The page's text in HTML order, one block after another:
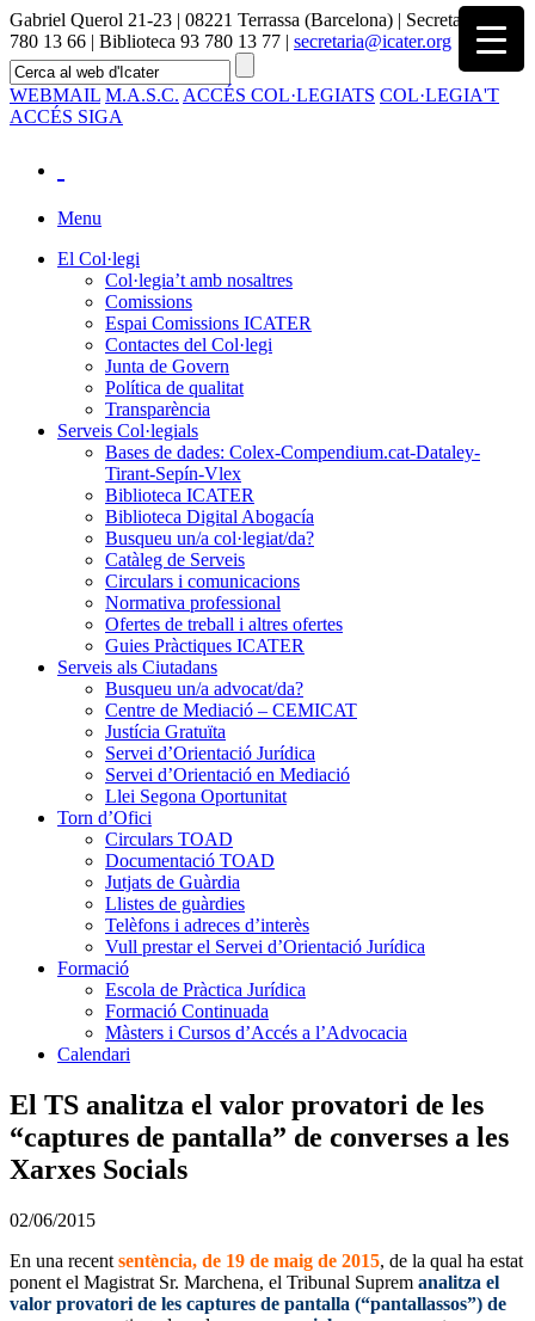
Gabriel Querol 21-23 | 08221 Terrassa (Barcelona) | Secretaria 93
780 13 66 | Biblioteca 93 780 13 77 | secretaria@icater.org
WEBMAIL M.A.S.C. ACCÉS COL·LEGIATS COL·LEGIA'T
ACCÉS SIGA
Menu
El Col·legi
Col·legia’t amb nosaltres
Comissions
Espai Comissions ICATER
Contactes del Col·legi
Junta de Govern
Política de qualitat
Transparència
Serveis Col·legials
Bases de dades: Colex-Compendium.cat-Dataley-
Tirant-Sepín-Vlex
Biblioteca ICATER
Biblioteca Digital Abogacía
Busqueu un/a col·legiat/da?
Catàleg de Serveis
Circulars i comunicacions
Normativa professional
Ofertes de treball i altres ofertes
Guies Pràctiques ICATER
Serveis als Ciutadans
Busqueu un/a advocat/da?
Centre de Mediació – CEMICAT
Justícia Gratuïta
Servei d’Orientació Jurídica
Servei d’Orientació en Mediació
Llei Segona Oportunitat
Torn d’Ofici
Circulars TOAD
Documentació TOAD
Jutjats de Guàrdia
Llistes de guàrdies
Telèfons i adreces d’interès
Vull prestar el Servei d’Orientació Jurídica
Formació
Escola de Pràctica Jurídica
Formació Continuada
Màsters i Cursos d’Accés a l’Advocacia
Calendari
El TS analitza el valor provatori de les
“captures de pantalla” de converses a les
Xarxes Socials
02/06/2015
En una recent sentència, de 19 de maig de 2015, de la qual ha estat
ponent el Magistrat Sr. Marchena, el Tribunal Suprem analitza el
valor provatori de les captures de pantalla (“pantallassos”) de